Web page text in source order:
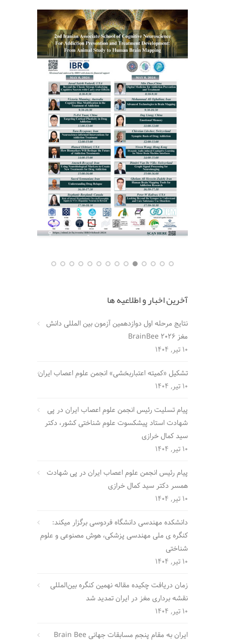
آخرین اخبار و اطلاعیه ها
نتایج مرحله اول دوازدهمین آزمون بین المللی دانش
مغز BrainBee 2026
10 تیر, 1404
تشکیل «کمیته اعتباربخشی» انجمن علوم اعصاب ایران
10 تیر, 1404
پیام تسلیت رئیس انجمن علوم اعصاب ایران در پی
شهادت استاد پیشکسوت علوم شناختی کشور، دکتر
سید کمال خرازی
10 تیر, 1404
پیام رئیس انجمن علوم اعصاب ایران در پی شهادت
همسر دکتر سید کمال خرازی
10 تیر, 1404
دانشکده مهندسی دانشگاه فردوسی برگزار میکند:
کنگره ی ملی مهندسی پزشکی، هوش مصنوعی و علوم
شناختی
10 تیر, 1404
زمان دریافت چکیده مقاله نهمین کنگره بین‌المللی
نقشه برداری مغز در ایران تمدید شد
10 تیر, 1404
ایران به مقام پنجم مسابقات جهانی Brain Bee